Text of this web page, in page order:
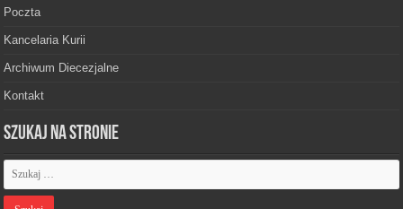
Poczta
Kancelaria Kurii
Archiwum Diecezjalne
Kontakt
Szukaj na stronie